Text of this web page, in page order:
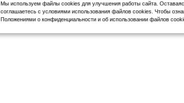
Мы используем файлы cookies для улучшения работы сайта.
соглашаетесь с условиями использования файлов cookies. Чтобы
Положениями о конфиденциальности и об использовании файлов